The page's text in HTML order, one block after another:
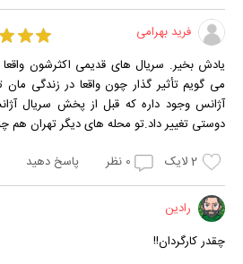
فرید بهرامی
یادش بخیر. سریال های قدیمی اکثرشون واقعا
می گویم تأثیر گذار چون واقعا در زندگی مان
آژانس وجود داره که قبل از پخش سریال
دوستی تغییر داد.تو محله های دیگر تهران هم
2لایک 0 نظر پاسخ دهید
رادین
چقدر کارگردان!!